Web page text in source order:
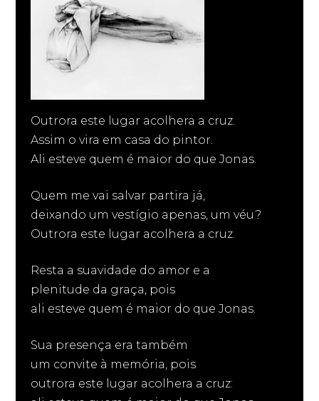
Outrora este lugar acolhera a cruz.
Assim o vira em casa do pintor.
Ali esteve quem é maior do que Jonas.
Quem me vai salvar partira já,
deixando um vestígio apenas, um véu?
Outrora este lugar acolhera a cruz.
Resta a suavidade do amor e a
plenitude da graça, pois
ali esteve quem é maior do que Jonas.
Sua presença era também
um convite à memória, pois
outrora este lugar acolhera a cruz: